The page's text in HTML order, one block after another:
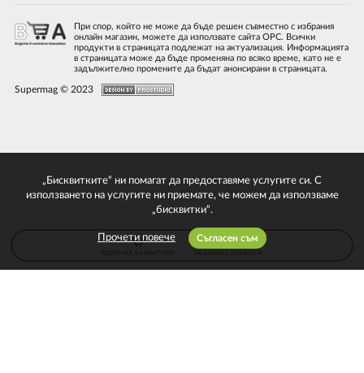
При спор, който не може да бъде решен съвместно с избрания
онлайн магазин, можете да използвате сайта ОРС. Всички
продукти в страницата подлежат на актуализация. Информацията
в страницата може да бъде променяна по всяко време, като не е
задължително промените да бъдат анонсирани в страницата.
Supermag © 2023
„Бисквитките“ ни помагат да предоставяме услугите си. С
използването на услугите ни приемате, че можем да използваме
„бисквитки“.
Прочети повече Съгласен съм